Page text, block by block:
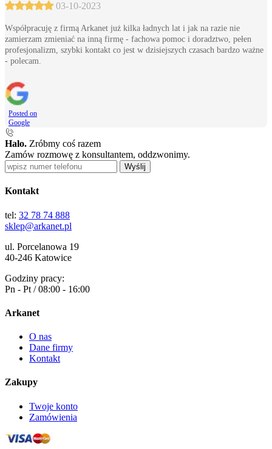
03-10-2023
Współpracuję z firmą Arkanet już kilka ładnych lat i jak na razie nie
zamierzam zmieniać na inną firmę - fachowa pomoc i doradztwo, pełen
profesjonalizm, szybki kontakt co jest w dzisiejszych czasach bardzo ważne
- polecam.
Posted on
Google
Halo. Zróbmy coś razem
Zamów rozmowę z konsultantem, oddzwonimy.
Wyślij
Kontakt
tel: 32 78 74 888
sklep@arkanet.pl
ul. Porcelanowa 19
40-246 Katowice
Godziny pracy:
Pn - Pt / 08:00 - 16:00
Arkanet
O nas
Dane firmy
Kontakt
Zakupy
Twoje konto
Zamówienia